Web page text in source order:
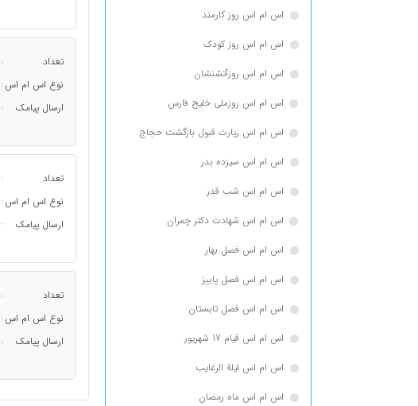
اس ام اس روز کارمند
اس ام اس روز کودک
اس ام اس روزآتشنشان
اس ام اس روزملی خلیج فارس
اس ام اس زیارت قبول بازگشت حجاج
اس ام اس سیزده بدر
اس ام اس شب قدر
اس ام اس شهادت دکتر چمران
اس ام اس فصل بهار
اس ام اس فصل پاییز
اس ام اس فصل تابستان
اس ام اس قیام 17 شهریور
اس ام اس لیلة الرغایب
اس ام اس ماه رمضان
تعداد :
نوع اس ام اس :
ارسال پیامک
:
تعداد :
نوع اس ام اس :
ارسال پیامک
:
تعداد :
نوع اس ام اس :
ارسال پیامک
: